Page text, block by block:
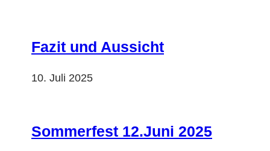
Fazit und Aussicht
10. Juli 2025
Sommerfest 12.Juni 2025